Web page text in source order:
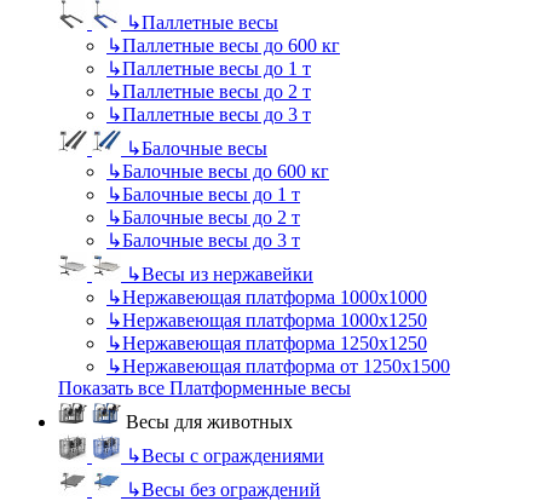
↳Паллетные весы
↳Паллетные весы до 600 кг
↳Паллетные весы до 1 т
↳Паллетные весы до 2 т
↳Паллетные весы до 3 т
↳Балочные весы
↳Балочные весы до 600 кг
↳Балочные весы до 1 т
↳Балочные весы до 2 т
↳Балочные весы до 3 т
↳Весы из нержавейки
↳Нержавеющая платформа 1000х1000
↳Нержавеющая платформа 1000х1250
↳Нержавеющая платформа 1250х1250
↳Нержавеющая платформа от 1250х1500
Показать все Платформенные весы
Весы для животных
↳Весы с ограждениями
↳Весы без ограждений